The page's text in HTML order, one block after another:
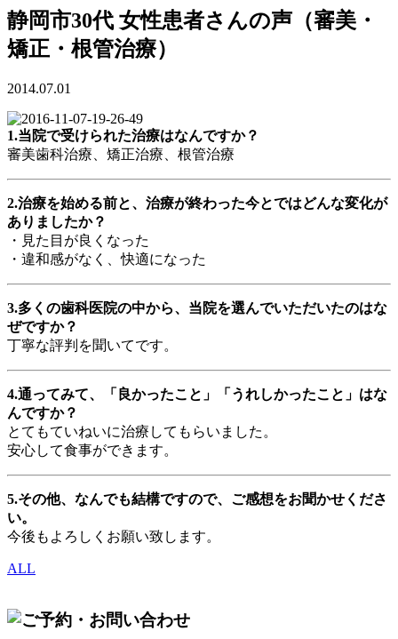
静岡市30代 女性患者さんの声（審美・
矯正・根管治療）
2014.07.01
1.当院で受けられた治療はなんですか？
審美歯科治療、矯正治療、根管治療
2.治療を始める前と、治療が終わった今とではどんな変化が
ありましたか？
・見た目が良くなった
・違和感がなく、快適になった
3.多くの歯科医院の中から、当院を選んでいただいたのはな
ぜですか？
丁寧な評判を聞いてです。
4.通ってみて、「良かったこと」「うれしかったこと」はな
んですか？
とてもていねいに治療してもらいました。
安心して食事ができます。
5.その他、なんでも結構ですので、ご感想をお聞かせくださ
い。
今後もよろしくお願い致します。
ALL